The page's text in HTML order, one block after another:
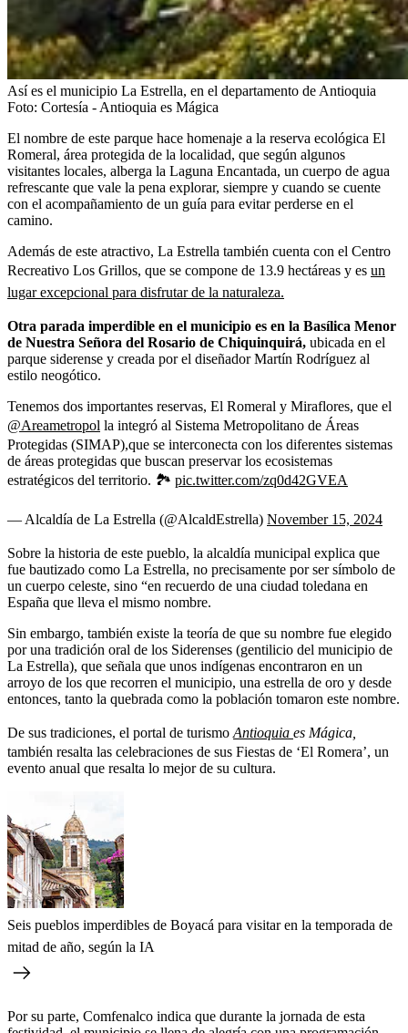
Así es el municipio La Estrella, en el departamento de Antioquia
Foto: Cortesía - Antioquia es Mágica
El nombre de este parque hace homenaje a la reserva ecológica El
Romeral, área protegida de la localidad, que según algunos
visitantes locales, alberga la Laguna Encantada, un cuerpo de agua
refrescante que vale la pena explorar, siempre y cuando se cuente
con el acompañamiento de un guía para evitar perderse en el
camino.
Además de este atractivo, La Estrella también cuenta con el Centro
Recreativo Los Grillos, que se compone de 13.9 hectáreas y es un
lugar excepcional para disfrutar de la naturaleza.
Otra parada imperdible en el municipio es en la Basílica Menor
de Nuestra Señora del Rosario de Chiquinquirá, ubicada en el
parque siderense y creada por el diseñador Martín Rodríguez al
estilo neogótico.
Tenemos dos importantes reservas, El Romeral y Miraflores, que el
@Areametropol la integró al Sistema Metropolitano de Áreas
Protegidas (SIMAP),que se interconecta con los diferentes sistemas
de áreas protegidas que buscan preservar los ecosistemas
estratégicos del territorio. 🏞️ pic.twitter.com/zq0d42GVEA
— Alcaldía de La Estrella (@AlcaldEstrella) November 15, 2024
Sobre la historia de este pueblo, la alcaldía municipal explica que
fue bautizado como La Estrella, no precisamente por ser símbolo de
un cuerpo celeste, sino “en recuerdo de una ciudad toledana en
España que lleva el mismo nombre.
Sin embargo, también existe la teoría de que su nombre fue elegido
por una tradición oral de los Siderenses (gentilicio del municipio de
La Estrella), que señala que unos indígenas encontraron en un
arroyo de los que recorren el municipio, una estrella de oro y desde
entonces, tanto la quebrada como la población tomaron este nombre.
De sus tradiciones, el portal de turismo Antioquia es Mágica,
también resalta las celebraciones de sus Fiestas de ‘El Romera’, un
evento anual que resalta lo mejor de su cultura.
Seis pueblos imperdibles de Boyacá para visitar en la temporada de
mitad de año, según la IA
Por su parte, Comfenalco indica que durante la jornada de esta